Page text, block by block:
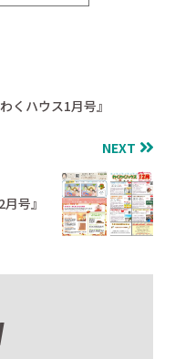
くハウス1月号』
NEXT
号』